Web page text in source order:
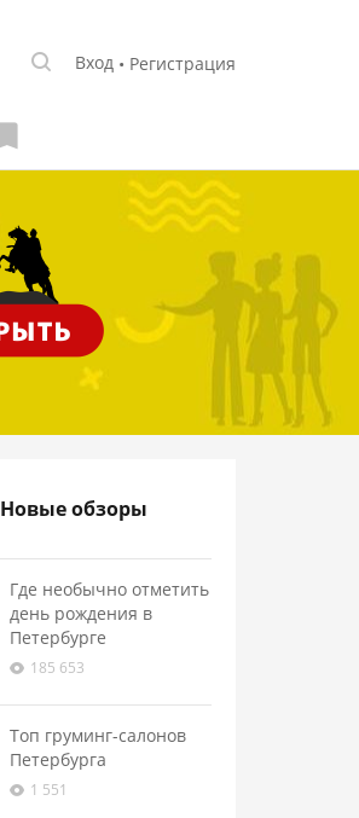
Вход Регистрация
Новые обзоры
Где необычно отметить
день рождения в
Петербурге
185 653
Топ груминг-салонов
Петербурга
1 551